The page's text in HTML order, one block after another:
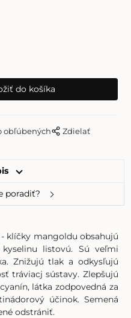
obľúbených Zdielať
poradiť?
- klíčky mangoldu obsahujú
listovú. Sú veľmi
Znižujú tlak a odkysľujú
tráviacj sústavy. Zlepšujú
látka zodpovedná za
účinok. Semená
odstrániť.